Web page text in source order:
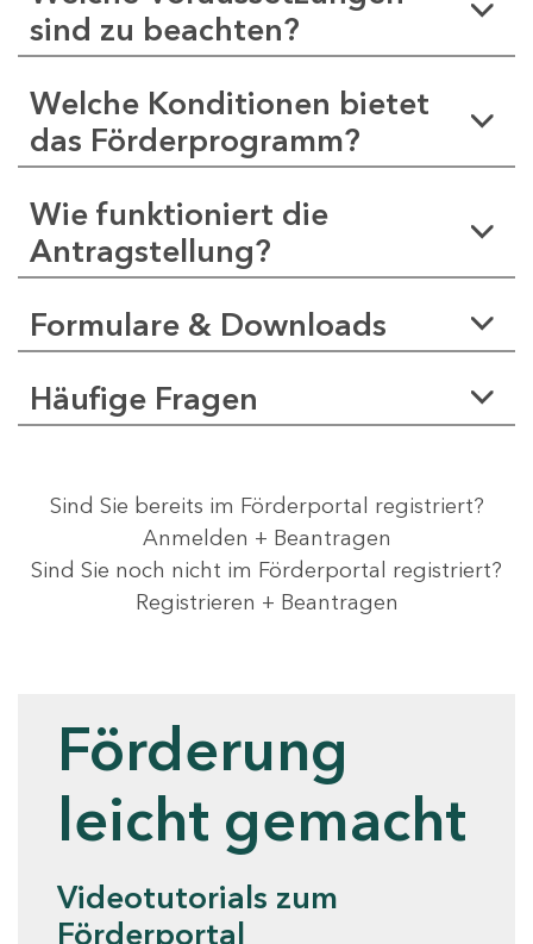
sind zu beachten?
Welche Konditionen bietet
das Förderprogramm?
Wie funktioniert die
Antragstellung?
Formulare & Downloads
Häufige Fragen
Sind Sie bereits im Förderportal registriert?
Anmelden + Beantragen
Sind Sie noch nicht im Förderportal registriert?
Registrieren + Beantragen
Förderung
leicht gemacht
Videotutorials zum
Förderportal